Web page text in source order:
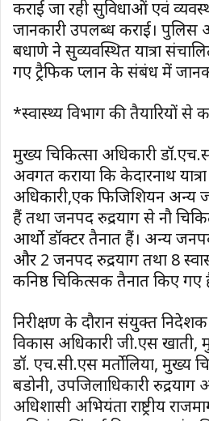
कराई जा रही सुविधाओं एवं
जानकारी उपलब्ध कराई। पुलिस
बधाणे ने सुव्यवस्थित यात्रा
गए ट्रैफिक प्लान के संबंध में
*स्वास्थ्य विभाग की तैयारियों से
मुख्य चिकित्सा अधिकारी
अवगत कराया कि केदारनाथ
अधिकारी,एक फिजिशियन अन्य
हैं तथा जनपद रुद्रप्रयाग से नौ
आर्थो डॉक्टर तैनात हैं। अन्य
और 2 जनपद रुद्रप्रयाग तथा 8
कनिष्ठ चिकित्सक तैनात किए गए
निरीक्षण के दौरान संयुक्त
विकास अधिकारी जी.एस खाती,
डॉ. एच.सी.एस मर्तोलिया, मुख्य
बडोनी, उपजिलाधिकारी
अधिशासी अभियंता राष्ट्रीय